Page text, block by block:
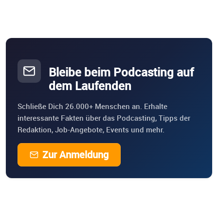
Bleibe beim Podcasting auf
dem Laufenden
Schließe Dich 26.000+ Menschen an. Erhalte
interessante Fakten über das Podcasting, Tipps der
Redaktion, Job-Angebote, Events und mehr.
Zur Anmeldung